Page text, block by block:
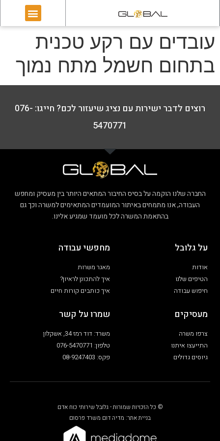
עובדים עם רקע טכנית
בתחום חשמל מתח נמוך
רוצים לדבר ישירות עם נציג שיעזור לכם? חייגו: 076-
5470771
החברה שלנו הוקמה על בסיס החיבור המתאים היותר בין מעסיק ומחפש
העבודה, אנו מתמחים באיתור המועמדים המתאימים למשרה וכך גם
בהתאמת המשרה לכל מועמד שמגיע אלינו.
על גלובל
אודות
הטיפים שלנו
חיפוש עבודה
מחפשי עבודה
מאגר משרות
איך להתכונן לראיון?
איך כותבים קורות חיים
מעסיקים
צרפו משרה
התייעצו איתנו
גיוסים גדולים
שמרו על קשר
משרד: דוד רמז 34, אשקלון
טלפון: 076-5470771
פקס: 08-9247403
© כל הזכויות שמורות - גלובל שירותי כוח אדם
בניית אתר: מדיה דום משרד פרסום